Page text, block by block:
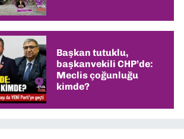
Başkan tutuklu,
başkanvekili CHP’de:
Meclis çoğunluğu
kimde?